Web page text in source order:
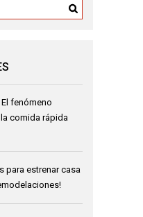
El fenómeno
comida rápida
para estrenar casa